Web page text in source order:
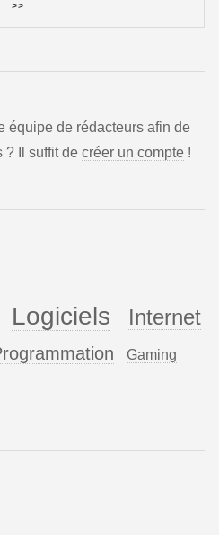
>>
équipe de rédacteurs afin de
? Il suffit de créer un compte !
Logiciels Internet
Gaming